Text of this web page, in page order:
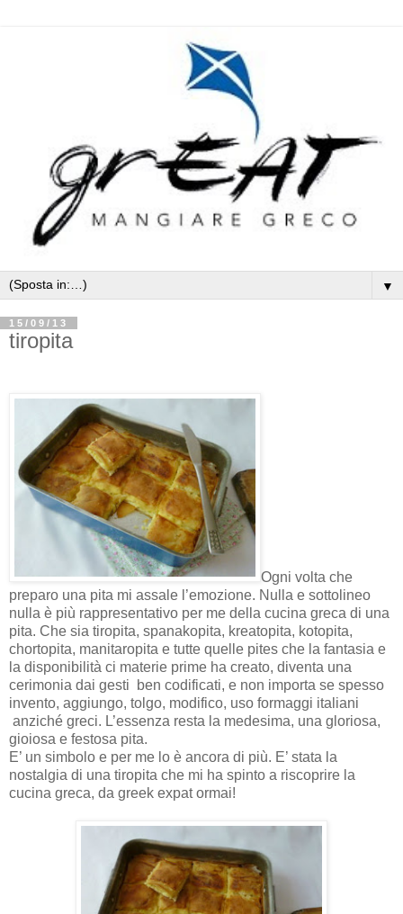
▼
15/09/13
tiropita
Ogni volta che
preparo una pita mi assale l’emozione. Nulla e sottolineo
nulla è più rappresentativo per me della cucina greca di una
pita. Che sia tiropita, spanakopita, kreatopita, kotopita,
chortopita, manitaropita e tutte quelle pites che la fantasia e
la disponibilità ci materie prime ha creato, diventa una
cerimonia dai gesti
ben codificati, e non importa se spesso
invento, aggiungo, tolgo, modifico, uso formaggi italiani
anziché greci. L’essenza resta la medesima, una gloriosa,
gioiosa e festosa pita.
E’ un simbolo e per me lo è ancora di più. E’ stata la
nostalgia di una tiropita che mi ha spinto a riscoprire la
cucina greca, da greek expat ormai!